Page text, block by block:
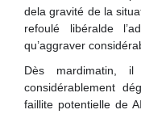
dela gravité de la
refoulé libéralde
qu’aggraver
Dès mardimatin,
considérablement
faillite potentielle de